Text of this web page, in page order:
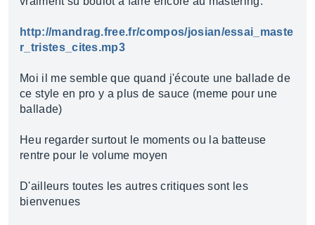
http://mandrag.free.fr/compos/josian/essai_maste
r_tristes_cites.mp3
Moi il me semble que quand j'écoute une ballade de
ce style en pro y a plus de sauce (meme pour une
ballade)
Heu regarder surtout le moments ou la batteuse
rentre pour le volume moyen
D'ailleurs toutes les autres critiques sont les
bienvenues